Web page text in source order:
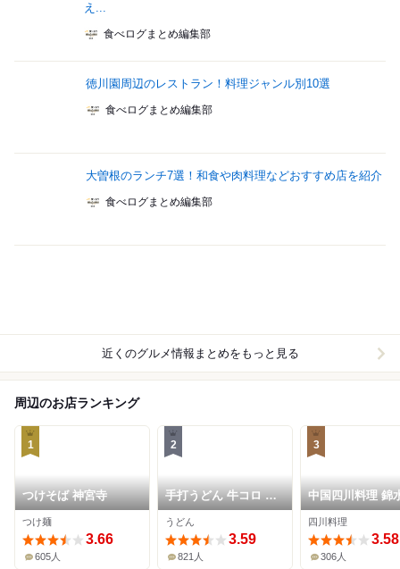
え...
食べログまとめ編集部
徳川園周辺のレストラン！料理ジャンル別10選
食べログまとめ編集部
大曽根のランチ7選！和食や肉料理などおすすめ店を紹介
食べログまとめ編集部
近くのグルメ情報まとめをもっと見る
周辺のお店ランキング
1
つけそば 神宮寺
つけ麺
3.66
605人
2
手打うどん 牛コロ 宮
内
うどん
3.59
821人
3
中国四川料理 錦
四川料理
3.58
306人